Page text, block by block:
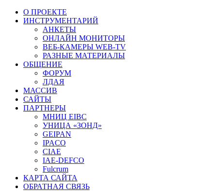
О ПРОЕКТЕ
ИНСТРУМЕНТАРИЙ
АНКЕТЫ
ОНЛАЙН МОНИТОРЫ
ВЕБ-КАМЕРЫ WEB-TV
РАЗНЫЕ МАТЕРИАЛЫ
ОБЩЕНИЕ
ФОРУМ
ЛДАЯ
МАССИВ
САЙТЫ
ПАРТНЕРЫ
МНИЦ EIBC
УНИЦА «ЗОНД»
GEIPAN
IPACO
CIAE
IAE-DEFCO
Fulcrum
КАРТА САЙТА
ОБРАТНАЯ СВЯЗЬ